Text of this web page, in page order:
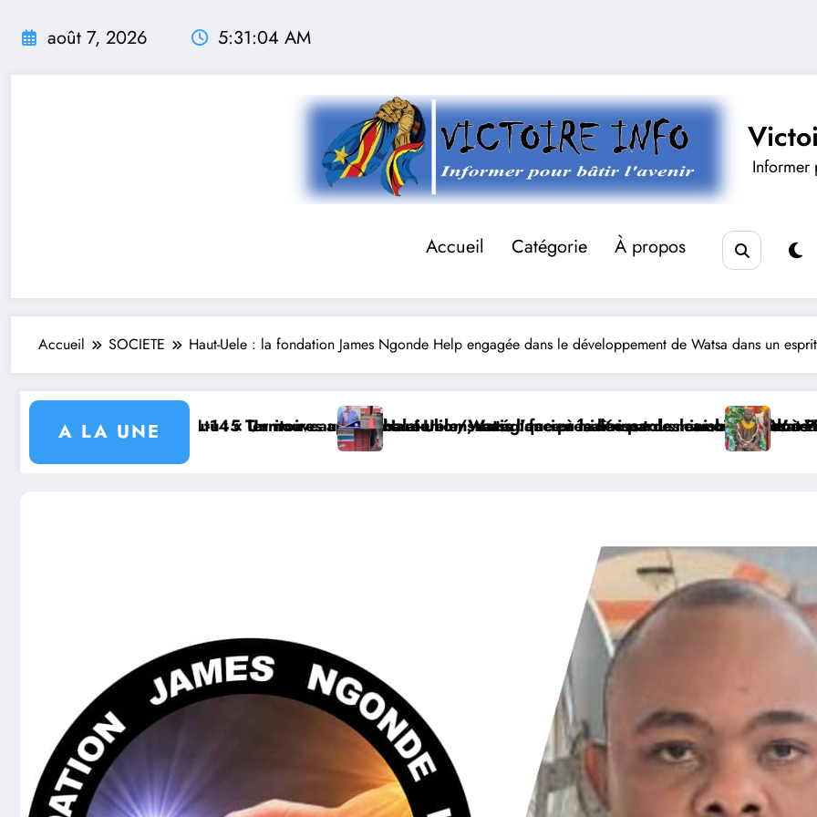
août 7, 2026 5:31:06 AM
Informer
Accueil Catégorie À propos
Accueil SOCIETE Haut-Uele : la fondation James Ngonde Help engagée dans le développement de Watsa dans un
A LA UNE
une réunion stratégique présidée par le ministre Doudou Fwamba
balaie bien, mais l’ancien maîtrise tous les coins », lance David Ideni Aioku, président de la Ligue
Haut-Uele/Watsa : face à la hausse des cambriolages à Wanga, Jean-Louis Ngahangondi appelle à
Watsa : Dieu Merci Langani Kiningani succède